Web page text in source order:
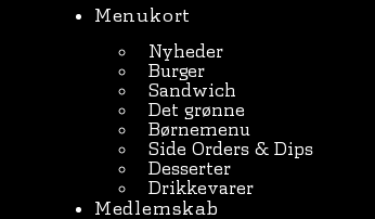
Menukort
Nyheder
Burger
Sandwich
Det grønne
Børnemenu
Side Orders & Dips
Desserter
Drikkevarer
Medlemskab